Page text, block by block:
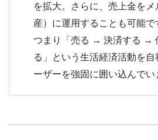
を拡大。さらに、売上金を
産）に運用することも可能で
つまり「売る → 決済する →
る」という生活経済活動を
ーザーを強固に囲い込んでい